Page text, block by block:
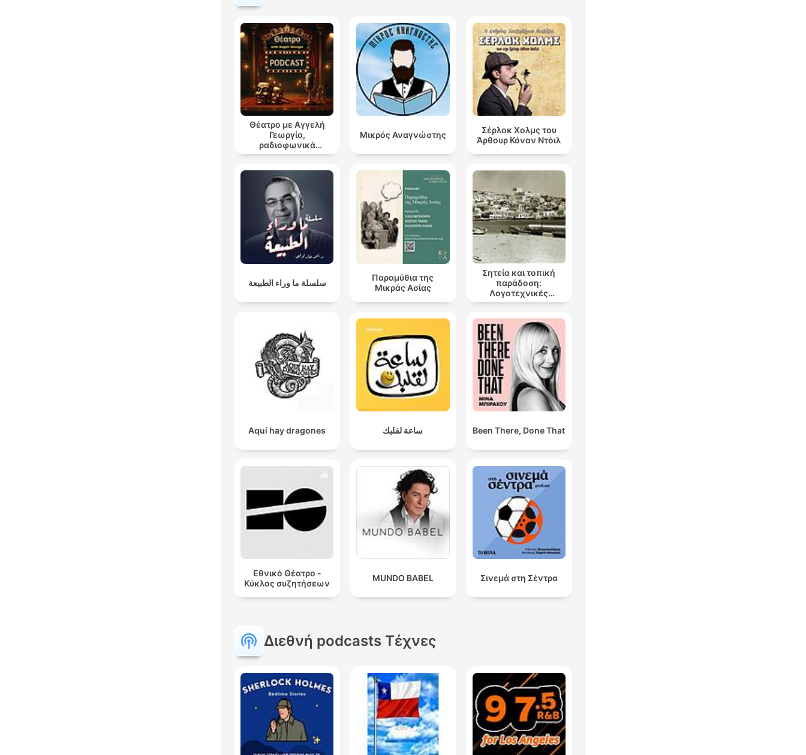
Θέατρο με Αγγελή
Γεωργία,
ραδιοφωνικά
θεατρικά έργα
Μικρός Αναγνώστης
Σέρλοκ Χολμς του
Άρθουρ Κόναν Ντόιλ
سلسلة ما وراء الطبيعة
Παραμύθια της
Μικράς Ασίας
Σητεία και τοπική
παράδοση:
Λογοτεχνικές
αναγνώσεις του
Aquí hay dragones ساعة لقلبك Been There, Done That
Εθνικό Θέατρο -
Κύκλος συζητήσεων
MUNDO BABEL Σινεμά στη Σέντρα
Διεθνή podcasts Τέχνες